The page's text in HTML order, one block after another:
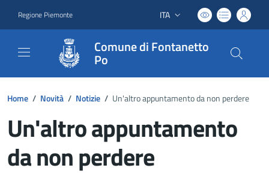
Regione Piemonte Lingua attiva:
ITA
Comune di Fontanetto
Po
Home / Novità / Notizie / Un'altro appuntamento da non perdere
Un'altro appuntamento
da non perdere